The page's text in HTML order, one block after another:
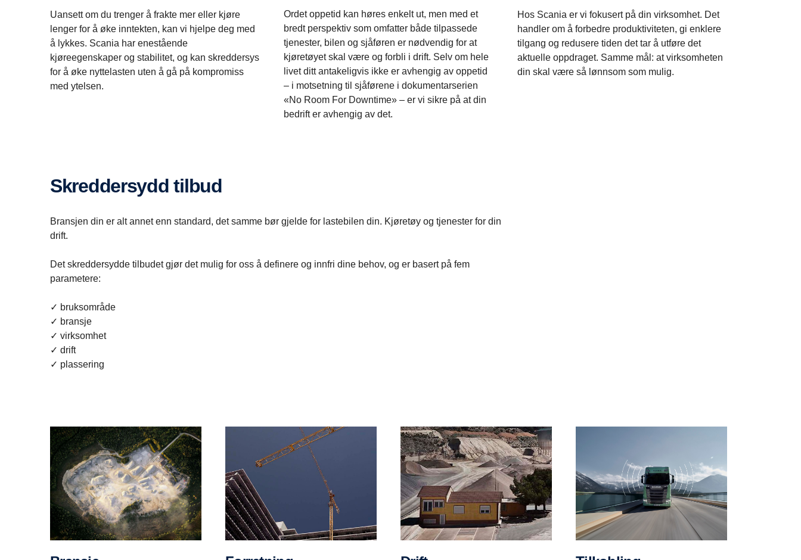
Uansett om du trenger å frakte mer eller kjøre
lenger for å øke inntekten, kan vi hjelpe deg med
å lykkes. Scania har enestående
kjøreegenskaper og stabilitet, og kan skreddersys
for å øke nyttelasten uten å gå på kompromiss
med ytelsen.
Ordet oppetid kan høres enkelt ut, men med et
bredt perspektiv som omfatter både tilpassede
tjenester, bilen og sjåføren er nødvendig for at
kjøretøyet skal være og forbli i drift. Selv om hele
livet ditt antakeligvis ikke er avhengig av oppetid
– i motsetning til sjåførene i dokumentarserien
«No Room For Downtime» – er vi sikre på at din
bedrift er avhengig av det.
Hos Scania er vi fokusert på din virksomhet. Det
handler om å forbedre produktiviteten, gi enklere
tilgang og redusere tiden det tar å utføre det
aktuelle oppdraget. Samme mål: at virksomheten
din skal være så lønnsom som mulig.
Skreddersydd tilbud
Bransjen din er alt annet enn standard, det samme bør gjelde for lastebilen din. Kjøretøy og tjenester for din
drift.
Det skreddersydde tilbudet gjør det mulig for oss å definere og innfri dine behov, og er basert på fem
parametere:
✓ bruksområde
✓ bransje
✓ virksomhet
✓ drift
✓ plassering